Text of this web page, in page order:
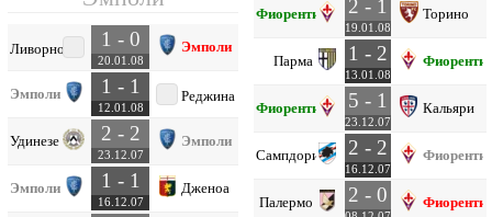
Ливорно 1 - 0
20.01.08
Эмполи
Эмполи 1 - 1
12.01.08
Реджина
Удинезе 2 - 2
23.12.07
Эмполи
Эмполи 1 - 1
16.12.07
Дженоа
Фиорентина 2 - 1
19.01.08
Торино
Парма 1 - 2
13.01.08
Фиорентина 5 - 1
23.12.07
Кальяри
Сампдория 2 - 2
16.12.07
Палермо 2 - 0